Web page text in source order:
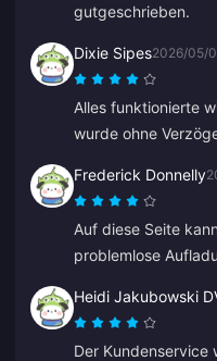
gutgeschrieben.
Dixie Sipes2026/05/
Alles funktionierte
wurde ohne
Frederick Donnelly
Auf diese Seite
problemlose
Heidi Jakubowski
Der Kundenservice